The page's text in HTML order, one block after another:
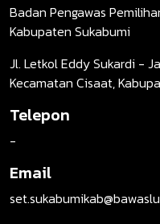
Badan Pengawas
Kabupaten Sukabumi
Jl. Letkol Eddy Sukardi -
Kecamatan Cisaat,
Telepon
-
Email